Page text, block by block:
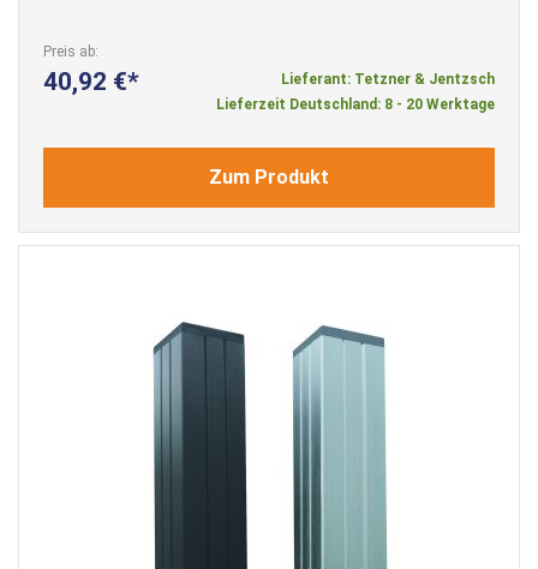
Preis ab
40,92 €
Lieferant: Tetzner & Jentzsch
Lieferzeit Deutschland: 8 - 20 Werktage
Zum Produkt